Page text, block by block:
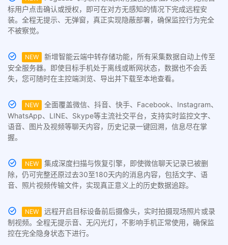
标用户点击确认或授权，即可在对方无感知的情况下完成远程安
装。全程无提示、无弹窗，真正实现隐蔽部署，确保监控行为完全
不被察觉。
NEW
新增智能云端中转存储功能，所有采集数据自动上传至
安全服务器。即使目标手机处于离线或断网状态，数据也不会丢
失，您可随时在主控端浏览、导出并下载至本地查看。
NEW
全面覆盖微信、抖音、快手、Facebook、Instagram、
WhatsApp、LINE、Skype等主流社交平台，支持实时监控文字、
语音、图片及视频等聊天内容，历史记录一键回溯，信息尽在掌
握。
NEW
集成深度扫描与恢复引擎，即使微信聊天记录已被删
除，仍可完整还原过去30至180天内的消息内容，包括文字、语
音、照片视频传输文件，实现真正意义上的历史数据追踪。
NEW
远程开启目标设备前后摄像头，实时拍摄现场照片或录
制视频。全程无提示音、无闪光灯，不影响手机正常使用，确保监
控在完全隐身状态下进行。